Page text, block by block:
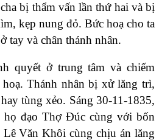
bị thẩm vấn lần thứ hai và bị
kẹp nung đỏ. Bức hoạ cho ta
tay và chân thánh nhân.
quyết ở trung tâm và chiếm
Thánh nhân bị xử lăng trì,
tùng xẻo. Sáng 30-11-1835,
họ đạo Thợ Đúc cùng với bốn
Văn Khôi cùng chịu án lăng